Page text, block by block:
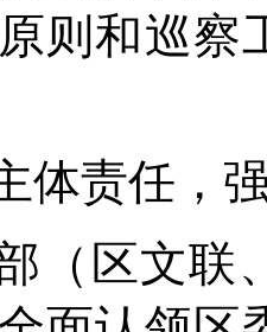
则和巡察
体责任，
（区文联